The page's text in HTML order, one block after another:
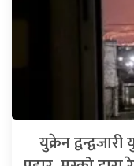
युक्रेन